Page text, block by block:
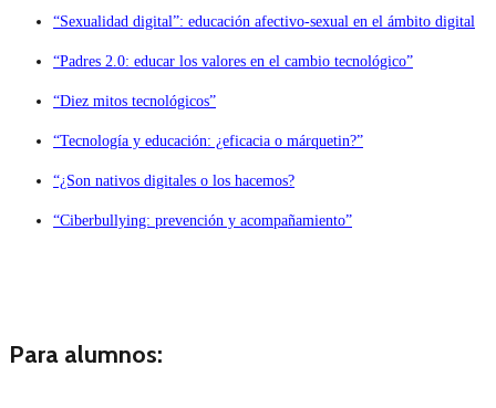
“Sexualidad digital”: educación afectivo-sexual en el ámbito digital
“Padres 2.0: educar los valores en el cambio tecnológico”
“Diez mitos tecnológicos”
“Tecnología y educación: ¿eficacia o márquetin?”
“¿Son nativos digitales o los hacemos?
“Ciberbullying: prevención y acompañamiento”
Para alumnos: